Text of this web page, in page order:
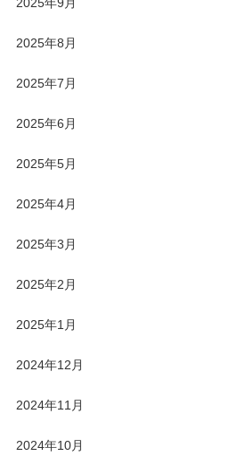
2025年9月
2025年8月
2025年7月
2025年6月
2025年5月
2025年4月
2025年3月
2025年2月
2025年1月
2024年12月
2024年11月
2024年10月